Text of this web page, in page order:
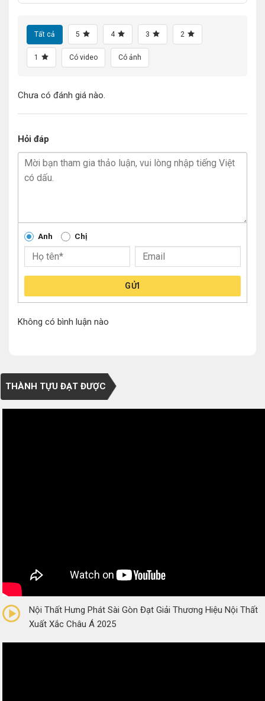
Tất cả 5 4 3 2
1 Có video Có ảnh
Chưa có đánh giá nào.
Hỏi đáp
Anh Chị
GỬI
Không có bình luận nào
THÀNH TỰU ĐẠT ĐƯỢC
(0 Reviews)
Nội Thất Hưng Phát Sài Gòn Đạt Giải Thương Hiệu Nội Thất
Xuất Xắc Châu Á 2025